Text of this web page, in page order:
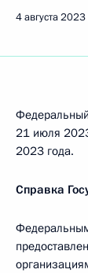
4 августа 2023
21 июля
2023 года.
Справка